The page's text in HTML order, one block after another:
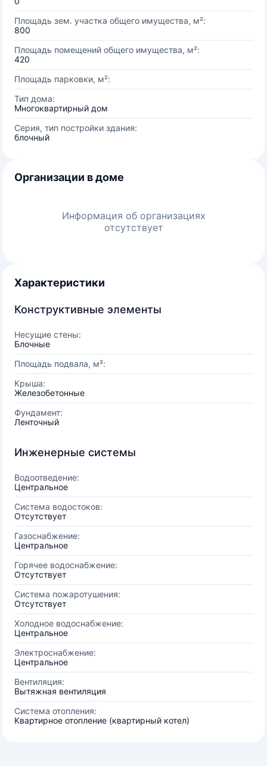
Площадь зем. участка общего имущества, м²:
800
Площадь помещений общего имущества, м²:
420
Площадь парковки, м²:
Тип дома:
Многоквартирный дом
Серия, тип постройки здания:
блочный
Организации в доме
Информация об организациях
отсутствует
Характеристики
Конструктивные элементы
Несущие стены:
Блочные
Площадь подвала, м²:
Крыша:
Железобетонные
Фундамент:
Ленточный
Инженерные системы
Водоотведение:
Центральное
Система водостоков:
Отсутствует
Газоснабжение:
Центральное
Горячее водоснабжение:
Отсутствует
Система пожаротушения:
Отсутствует
Холодное водоснабжение:
Центральное
Электроснабжение:
Центральное
Вентиляция:
Вытяжная вентиляция
Система отопления:
Квартирное отопление (квартирный котел)